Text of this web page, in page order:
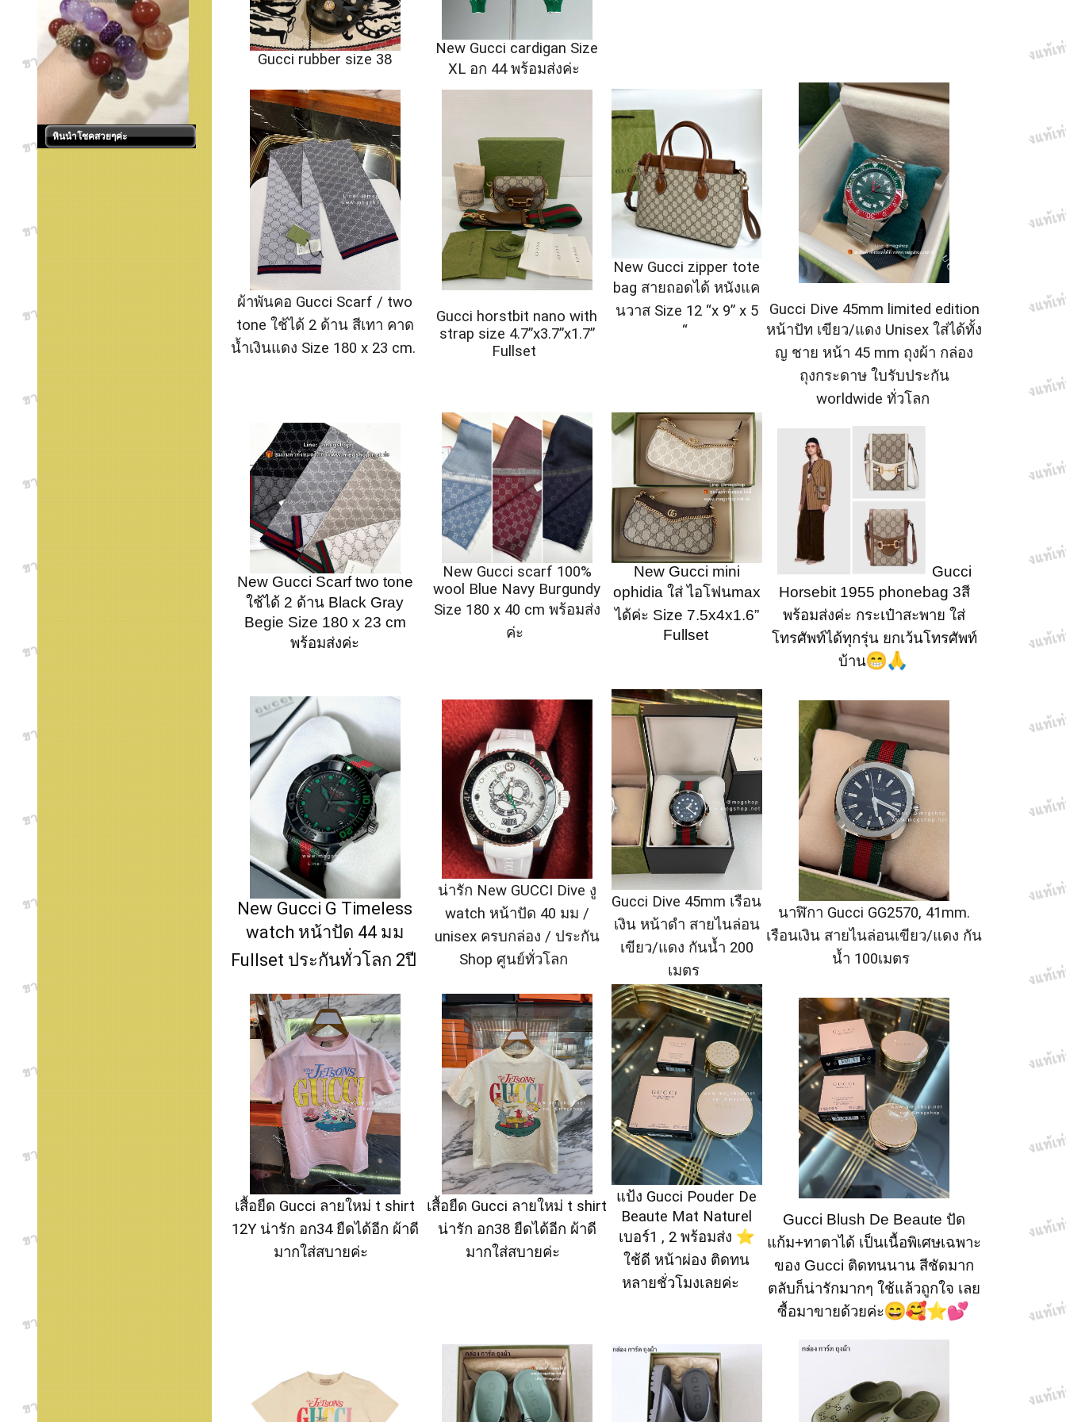
หินนำโชคสวยๆค่ะ
Gucci rubber size 38
New Gucci cardigan Size
XL อก 44 พร้อมส่งค่ะ
ผ้าพันคอ Gucci Scarf / two
tone ใช้ได้ 2 ด้าน สีเทา คาด
น้ำเงินแดง Size 180 x 23 cm.
Gucci horstbit nano with
strap size 4.7”x3.7”x1.7”
Fullset
New Gucci zipper tote
bag สายถอดได้ หนังแค
นวาส Size 12 “x 9” x 5
“
Gucci Dive 45mm limited edition
หน้าปัท เขียว/แดง Unisex ใส่ได้ทั้ง
ญ ชาย หน้า 45 mm ถุงผ้า กล่อง
ถุงกระดาษ ใบรับประกัน
worldwide ทั่วโลก
New Gucci Scarf two tone
ใช้ได้ 2 ด้าน Black Gray
Begie Size 180 x 23 cm
พร้อมส่งค่ะ
New Gucci scarf 100%
wool Blue Navy Burgundy
Size 180 x 40 cm พร้อมส่ง
ค่ะ
New Gucci mini
ophidia ใส่ ไอโฟนmax
ได้ค่ะ Size 7.5x4x1.6”
Fullset
Gucci
Horsebit 1955 phonebag 3สี
พร้อมส่งค่ะ กระเป๋าสะพาย ใส่
โทรศัพท์ได้ทุกรุ่น ยกเว้นโทรศัพท์
บ้าน
New Gucci G Timeless
watch หน้าปัด 44 มม
Fullset ประกันทั่วโลก 2ปี
น่ารัก New GUCCI Dive งู
watch หน้าปัด 40 มม /
unisex ครบกล่อง / ประกัน
Shop ศูนย์ทั่วโลก
Gucci Dive 45mm เรือน
เงิน หน้าดำ สายไนล่อน
เขียว/แดง กันน้ำ 200
เมตร
นาฬิกา Gucci GG2570, 41mm.
เรือนเงิน สายไนล่อนเขียว/แดง กัน
น้ำ 100เมตร
เสื้อยืด Gucci ลายใหม่ t shirt
12Y น่ารัก อก34 ยืดได้อีก ผ้าดี
มากใส่สบายค่ะ
เสื้อยืด Gucci ลายใหม่ t shirt
น่ารัก อก38 ยืดได้อีก ผ้าดี
มากใส่สบายค่ะ
แป้ง Gucci Pouder De
Beaute Mat Naturel
เบอร์1 , 2 พร้อมส่ง
️
ใช้ดี หน้าผ่อง ติดทน
หลายชั่วโมงเลยค่ะ
Gucci Blush De Beaute ปัด
แก้ม+ทาตาได้ เป็นเนื้อพิเศษเฉพาะ
ของ Guᴄᴄi ติดทนนาน สีชัดมาก
ตลับก็น่ารักมากๆ ใช้แล้วถูกใจ เลย
ซื้อมาขายด้วยค่ะ